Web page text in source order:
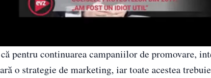
pentru continuarea campaniilor de promovare,
o strategie de marketing, iar toate acestea